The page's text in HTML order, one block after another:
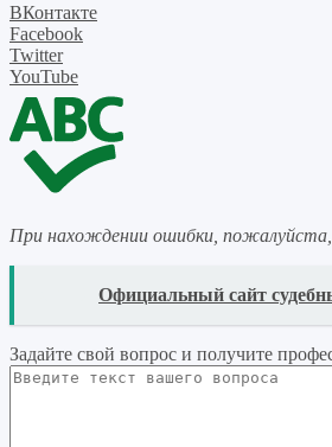
ВКонтакте
Facebook
Twitter
YouTube
При нахождении ошибки,
Официальный сайт
Задайте свой вопрос и получите